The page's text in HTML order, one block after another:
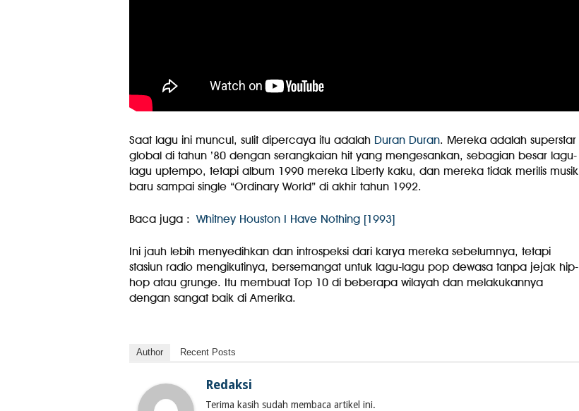
Saat lagu ini muncul, sulit dipercaya itu adalah Duran Duran. Mereka adalah superstar
global di tahun ’80 dengan serangkaian hit yang mengesankan, sebagian besar lagu-
lagu uptempo, tetapi album 1990 mereka Liberty kaku, dan mereka tidak merilis musik
baru sampai single “Ordinary World” di akhir tahun 1992.
Baca juga :Whitney Houston I Have Nothing [1993]
Ini jauh lebih menyedihkan dan introspeksi dari karya mereka sebelumnya, tetapi
stasiun radio mengikutinya, bersemangat untuk lagu-lagu pop dewasa tanpa jejak hip-
hop atau grunge. Itu membuat Top 10 di beberapa wilayah dan melakukannya
dengan sangat baik di Amerika.
Author Recent Posts
Redaksi
Terima kasih sudah membaca artikel ini.